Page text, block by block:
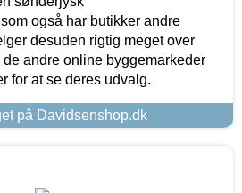
også har butikker andre
desuden rigtig meget over
andre online byggemarkeder
for at se deres udvalg.
på Davidsenshop.dk